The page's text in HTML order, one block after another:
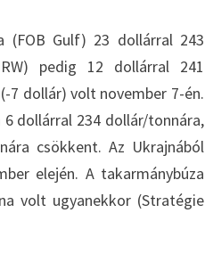
(FOB Gulf) 23 dollárral 243
pedig 12 dollárral 241
7 dollár) volt november 7-én.
dollárral 234 dollár/tonnára,
csökkent. Az Ukrajnából
elején. A takarmánybúza
volt ugyanekkor (Stratégie